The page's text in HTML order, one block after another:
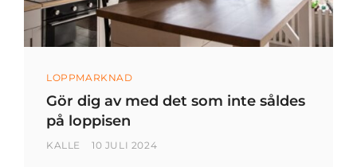
Categories
LOPPMARKNAD
Gör dig av med det som inte såldes
på loppisen
BY
KALLE
POSTED
10 JULI 2024